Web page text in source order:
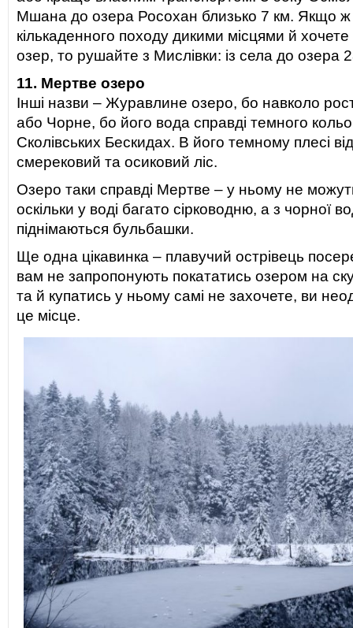
Мшана до озера Росохан близько 7 км. Якщо ж
кількаденного походу дикими місцями й
озер, то рушайте з Мислівки: із села до озера
11. Мертве озеро
Інші назви – Журавлине озеро, бо навколо
або Чорне, бо його вода справді темного
Сколівських Бескидах. В його темному плесі
смерековий та осиковий ліс.
Озеро таки справді Мертве – у ньому не можуть
оскільки у воді багато сірководню, а з чорної
піднімаються бульбашки.
Ще одна цікавинка – плавучий острівець
вам не запропонують покататись озером на
та й купатись у ньому самі не захочете, ви
це місце.